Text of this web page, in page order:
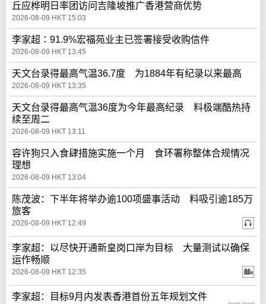
丘应桦明日率团访问吉隆坡推广香港营商优势
2026-08-09 HKT 15:03
李家超∶91.9%宏福苑业主已签署接受收购信件
2026-08-09 HKT 13:45
天文台录得最高气温36.7度 为1884年有纪录以来最高
2026-08-09 HKT 13:35
天文台录得最高气温36度为今年最高纪录 料极端酷热持
续至周二
2026-08-09 HKT 13:11
容许狗只入食肆措施实施一个月 食环署称整体合规情况
理想
2026-08-09 HKT 13:04
陈茂波：下半年将举办逾100项盛事活动 料吸引逾185万
旅客
2026-08-09 HKT 12:49
李家超：以尽快开通新皇岗口岸为目标 大量测试以确保
运作畅顺
2026-08-09 HKT 12:35
李家超：目标9月内发表香港首份五年规划文件